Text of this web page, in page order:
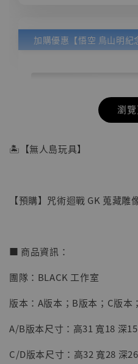
【店內現貨】七龍珠
NT$ 4,280
NT$ 5,580
瀏
🏝【無人島玩具】
【預購】咒術迴戰 GK 蒐藏
■ 商品資訊：
團隊：BLACK 工作室
版本：A版本；B版本；C版本
A/B版本尺寸：高31 寬18 深
C/D版本尺寸：高32 寬28 深